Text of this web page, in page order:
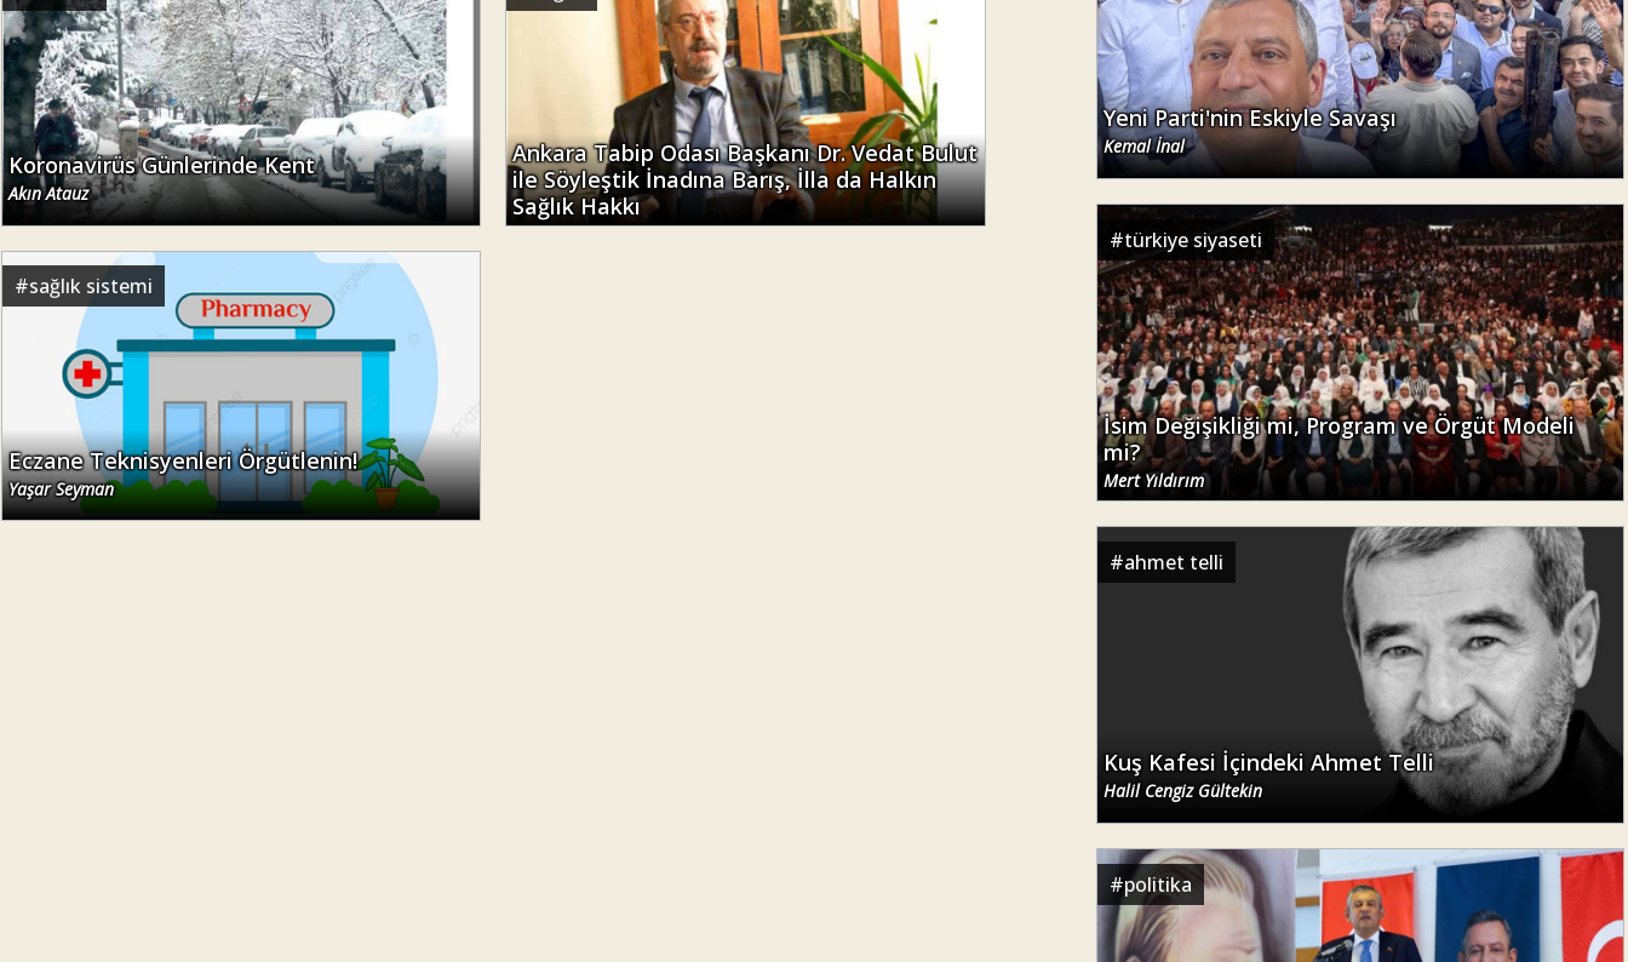
Koronavirüs Günlerinde Kent
Akın Atauz
Ankara Tabip Odası Başkanı Dr. Vedat Bulut
ile Söyleştik İnadına Barış, İlla da Halkın
Sağlık Hakkı
#sağlık sistemi
Eczane Teknisyenleri Örgütlenin!
Yaşar Seyman
Yeni Parti'nin Eskiyle Savaşı
Kemal İnal
#türkiye siyaseti
İsim Değişikliği mi, Program ve Örgüt Modeli
mi?
Mert Yıldırım
#ahmet telli
Kuş Kafesi İçindeki Ahmet Telli
Halil Cengiz Gültekin
#politika